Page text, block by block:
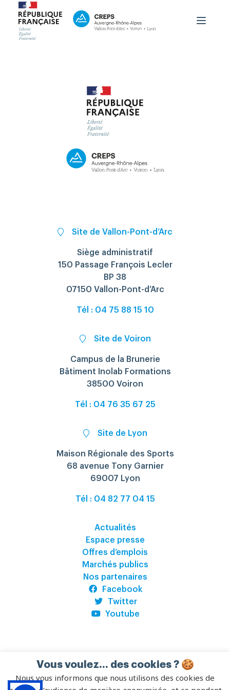
Haut niveau
Accueil du public
Régionale Performance
Rechercher
Site de Vallon-Pont-d’Arc
Siège administratif
150 Passage François Lecler
BP 38
07150 Vallon-Pont-d’Arc
Tél : 04 75 88 15 10
Site de Voiron
Campus de la Brunerie
Bâtiment Inolab Formations
38500 Voiron
Tél : 04 76 35 67 25
Site de Lyon
Maison Régionale des Sports
68 avenue Tony Garnier
69007 Lyon
Tél : 04 82 77 04 15
Actualités
Espace presse
Offres d’emplois
Marchés publics
Nos partenaires
Facebook
Twitter
Youtube
©CREPS Auvergne-Rhône-Alpes 2026–
CGV–Règlement Intérieur–Mentions
Pilot’in
Vous voulez... des cookies ? 🍪
Nous vous informons que nous utilisons des cookies de